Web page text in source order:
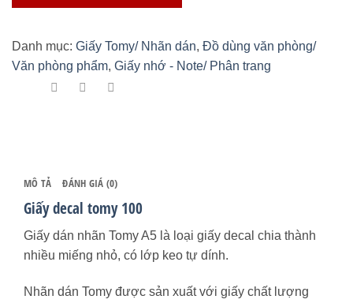
100
lượng
Danh mục: Giấy Tomy/ Nhãn dán, Đồ dùng văn phòng/
Văn phòng phẩm, Giấy nhớ - Note/ Phân trang
MÔ TẢ ĐÁNH GIÁ (0)
Giấy decal tomy 100
Giấy dán nhãn Tomy A5 là loại giấy decal chia thành
nhiều miếng nhỏ, có lớp keo tự dính.
Nhãn dán Tomy được sản xuất với giấy chất lượng